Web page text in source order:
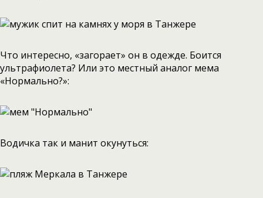
Что интересно, «загорает» он в одежде. Боится
ультрафиолета? Или это местный аналог мема
«Нормально?»:
Водичка так и манит окунуться: